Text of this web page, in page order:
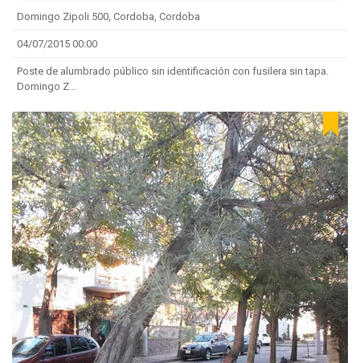
Domingo Zipoli 500, Cordoba, Cordoba
04/07/2015 00:00
Poste de alumbrado público sin identificación con fusilera sin tapa.
Domingo Z...